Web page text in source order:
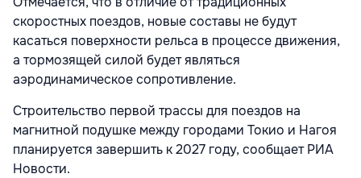
скоростных поездов, новые составы не будут
касаться поверхности рельса в процессе движения,
а тормозящей силой будет являться
аэродинамическое сопротивление.
Строительство первой трассы для поездов на
магнитной подушке между городами Токио и Нагоя
планируется завершить к 2027 году, сообщает РИА
Новости.